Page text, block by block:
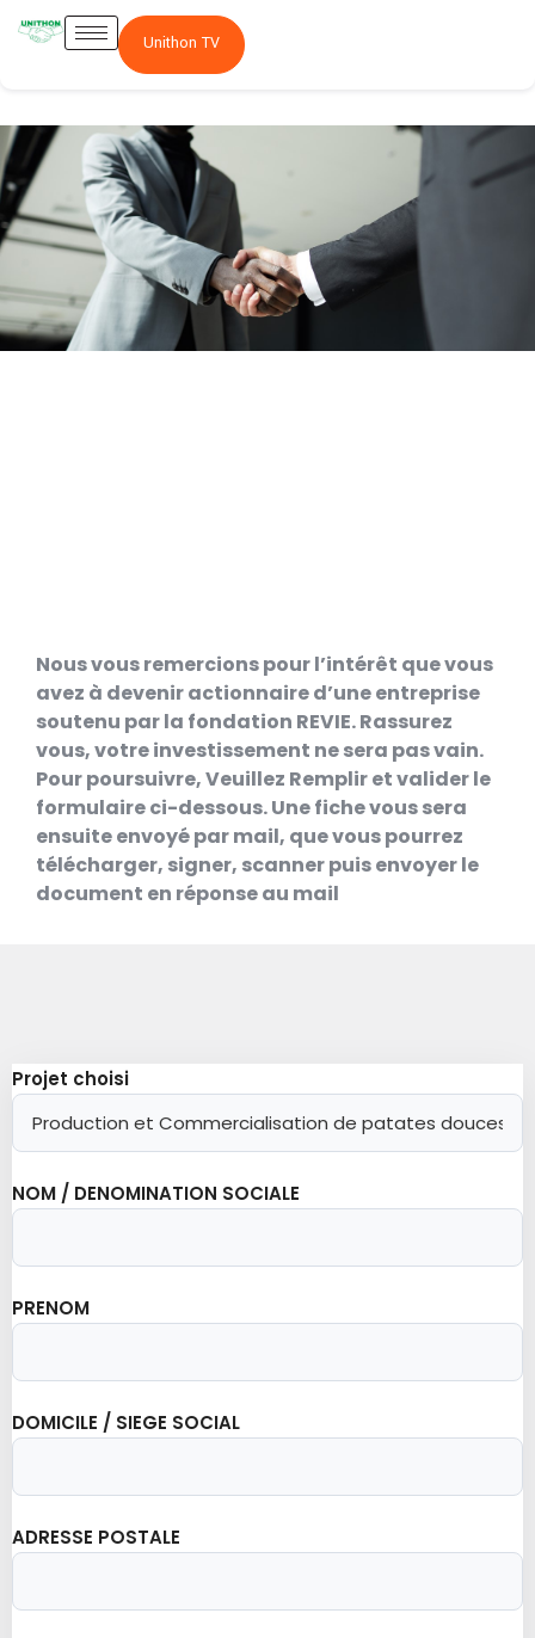
Unithon TV
Actionnariat
Nous vous remercions pour l’intérêt que vous
avez à devenir actionnaire d’une entreprise
soutenu par la fondation REVIE. Rassurez
vous, votre investissement ne sera pas vain.
Pour poursuivre, Veuillez Remplir et valider le
formulaire ci-dessous. Une fiche vous sera
ensuite envoyé par mail, que vous pourrez
télécharger, signer, scanner puis envoyer le
document en réponse au mail
Projet choisi
NOM / DENOMINATION SOCIALE
PRENOM
DOMICILE / SIEGE SOCIAL
ADRESSE POSTALE